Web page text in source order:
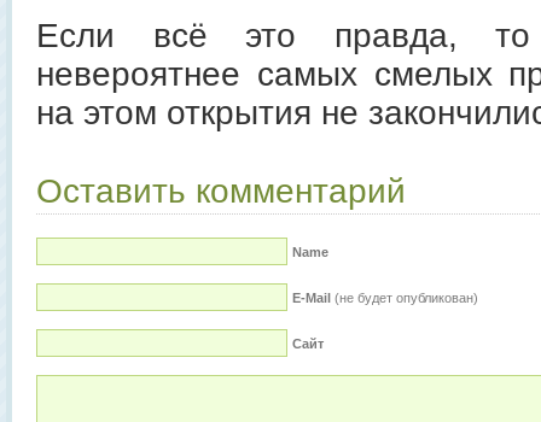
Если всё это правда, то
невероятнее самых смелых
на этом открытия не
Оставить комментарий
Name
E-Mail (не будет опубликован)
Сайт